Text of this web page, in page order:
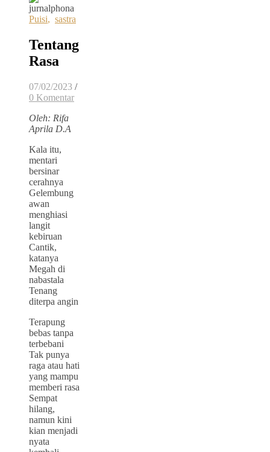
Puisi, sastra
Tentang
Rasa
07/02/2023 /
0 Komentar
Oleh: Rifa
Aprila D.A
Kala itu,
mentari
bersinar
cerahnya
Gelembung
awan
menghiasi
langit
kebiruan
Cantik,
katanya
Megah di
nabastala
Tenang
diterpa angin
Terapung
bebas tanpa
terbebani
Tak punya
raga atau hati
yang mampu
memberi rasa
Sempat
hilang,
namun kini
kian menjadi
nyata